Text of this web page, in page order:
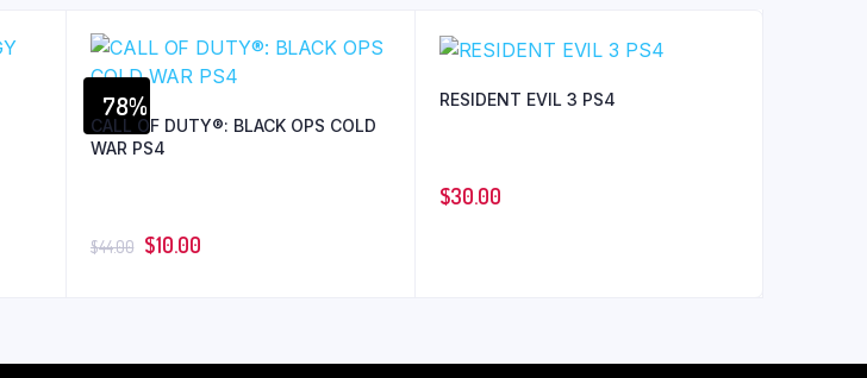
78%
CALL OF DUTY®: BLACK OPS COLD
WAR PS4
$44.00 $10.00
RESIDENT EVIL 3 PS4
$30.00